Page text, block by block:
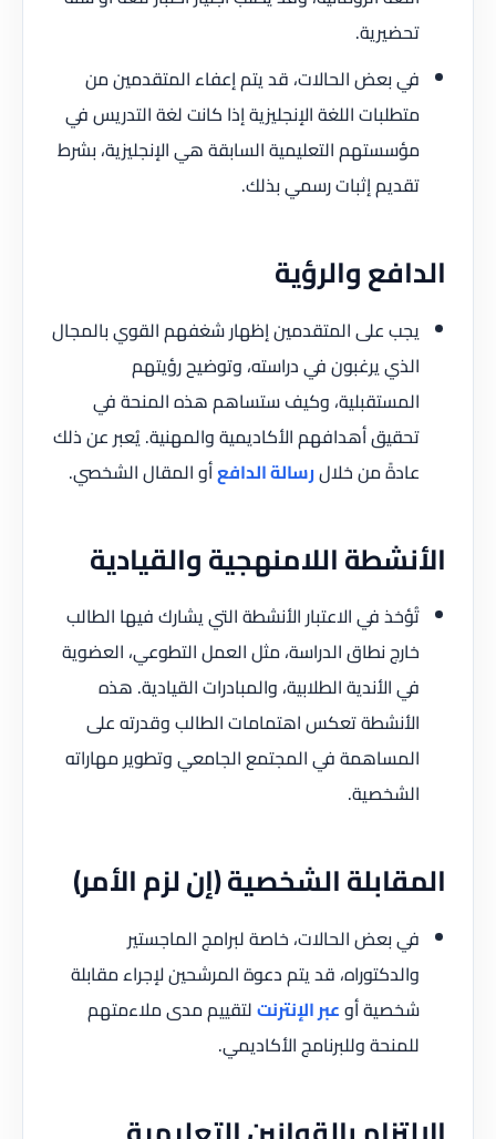
تحضيرية.
في بعض الحالات، قد يتم إعفاء المتقدمين من
متطلبات اللغة الإنجليزية إذا كانت لغة التدريس في
مؤسستهم التعليمية السابقة هي الإنجليزية، بشرط
تقديم إثبات رسمي بذلك.
الدافع والرؤية
يجب على المتقدمين إظهار شغفهم القوي بالمجال
الذي يرغبون في دراسته، وتوضيح رؤيتهم
المستقبلية، وكيف ستساهم هذه المنحة في
تحقيق أهدافهم الأكاديمية والمهنية. يُعبر عن ذلك
عادةً من خلالرسالة الدافعأو المقال الشخصي.
الأنشطة اللامنهجية والقيادية
تُؤخذ في الاعتبار الأنشطة التي يشارك فيها الطالب
خارج نطاق الدراسة، مثل العمل التطوعي، العضوية
في الأندية الطلابية، والمبادرات القيادية. هذه
الأنشطة تعكس اهتمامات الطالب وقدرته على
المساهمة في المجتمع الجامعي وتطوير مهاراته
الشخصية.
المقابلة الشخصية (إن لزم الأمر)
في بعض الحالات، خاصة لبرامج الماجستير
والدكتوراه، قد يتم دعوة المرشحين لإجراء مقابلة
شخصية أوعبر الإنترنتلتقييم مدى ملاءمتهم
للمنحة وللبرنامج الأكاديمي.